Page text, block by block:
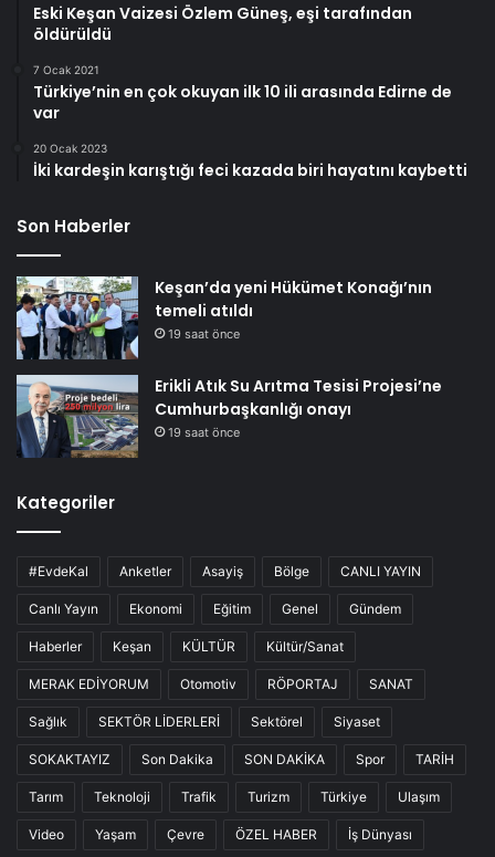
Eski Keşan Vaizesi Özlem Güneş, eşi tarafından
öldürüldü
7 Ocak 2021
Türkiye’nin en çok okuyan ilk 10 ili arasında Edirne de
var
20 Ocak 2023
İki kardeşin karıştığı feci kazada biri hayatını kaybetti
Son Haberler
Keşan’da yeni Hükümet Konağı’nın
temeli atıldı
19 saat önce
Erikli Atık Su Arıtma Tesisi Projesi’ne
Cumhurbaşkanlığı onayı
19 saat önce
Kategoriler
#EvdeKal Anketler Asayiş Bölge CANLI YAYIN
Canlı Yayın Ekonomi Eğitim Genel Gündem
Haberler Keşan KÜLTÜR Kültür/Sanat
MERAK EDİYORUM Otomotiv RÖPORTAJ SANAT
Sağlık SEKTÖR LİDERLERİ Sektörel Siyaset
SOKAKTAYIZ Son Dakika SON DAKİKA Spor TARİH
Tarım Teknoloji Trafik Turizm Türkiye Ulaşım
Video Yaşam Çevre ÖZEL HABER İş Dünyası